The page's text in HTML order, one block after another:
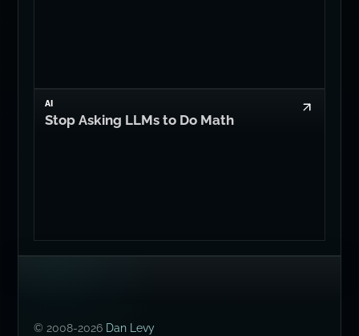
AI
Stop Asking LLMs to Do Math
© 2008-2026 Dan Levy